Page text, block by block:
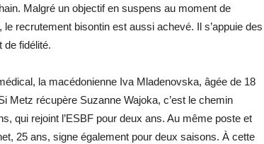
Malgré un objectif en suspens au moment de
recrutement bisontin est aussi achevé. Il s’appuie des
de fidélité.
la macédonienne Iva Mladenovska, âgée de 18
Metz récupère Suzanne Wajoka, c’est le chemin
qui rejoint l’ESBF pour deux ans. Au même poste et
25 ans, signe également pour deux saisons. À cette